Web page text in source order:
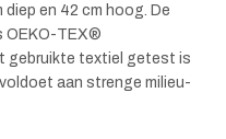
en 42 cm hoog. De
OEKO-TEX®
gebruikte textiel getest is
aan strenge milieu-